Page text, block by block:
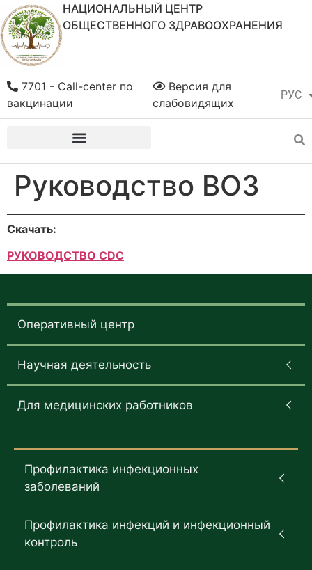
НАЦИОНАЛЬНЫЙ ЦЕНТР
ОБЩЕСТВЕННОГО ЗДРАВООХРАНЕНИЯ
РУС
ҚАЗ
Версия для
слабовидящих
7701 - Call-center по
вакцинации
Руководство ВОЗ
Скачать:
РУКОВОДСТВО CDC
Оперативный центр
Научная деятельность
Для медицинских работников
Профилактика инфекционных
заболеваний
Профилактика инфекций и инфекционный
контроль